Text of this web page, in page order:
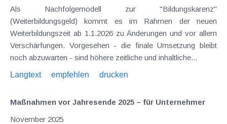
Als Nachfolgemodell zur "Bildungskarenz"
(Weiterbildungsgeld) kommt es im Rahmen der neuen
Weiterbildungszeit ab 1.1.2026 zu Änderungen und vor allem
Verschärfungen. Vorgesehen - die finale Umsetzung bleibt
noch abzuwarten - sind höhere zeitliche und inhaltliche...
Langtext
empfehlen drucken
Maßnahmen vor Jahresende 2025 – für Unternehmer
November 2025